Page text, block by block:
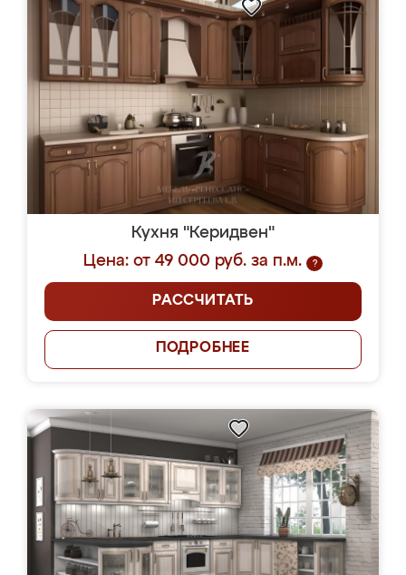
Кухня "Керидвен"
Цена: от 49 000 руб. за п.м.
?
РАССЧИТАТЬ
ПОДРОБНЕЕ